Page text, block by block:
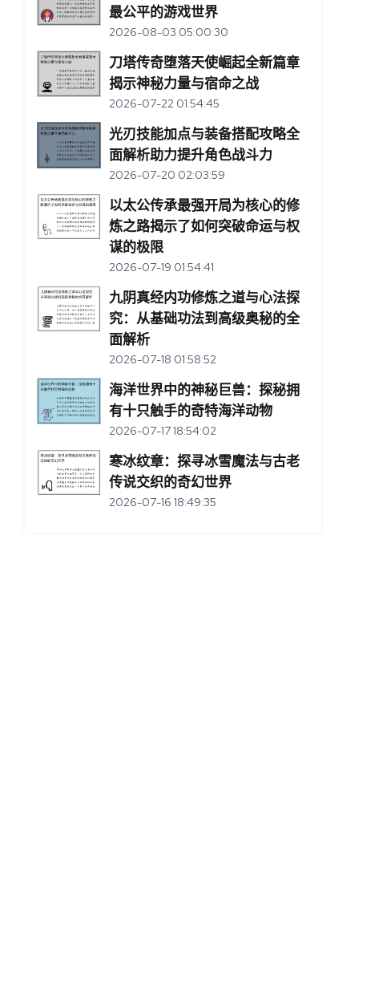
最公平的游戏世界
2026-08-03 05:00:30
刀塔传奇堕落天使崛起全新篇章
揭示神秘力量与宿命之战
2026-07-22 01:54:45
光刃技能加点与装备搭配攻略全
面解析助力提升角色战斗力
2026-07-20 02:03:59
以太公传承最强开局为核心的修
炼之路揭示了如何突破命运与权
谋的极限
2026-07-19 01:54:41
九阴真经内功修炼之道与心法探
究：从基础功法到高级奥秘的全
面解析
2026-07-18 01:58:52
海洋世界中的神秘巨兽：探秘拥
有十只触手的奇特海洋动物
2026-07-17 18:54:02
寒冰纹章：探寻冰雪魔法与古老
传说交织的奇幻世界
2026-07-16 18:49:35